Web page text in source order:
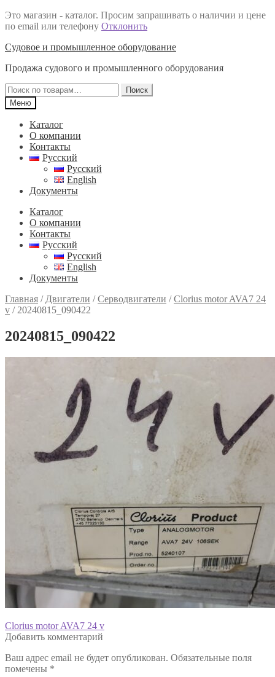
Это магазин - каталог. Просим запрашивать о наличии и цене
по email или телефону Отклонить
Перейти
навигации
Перейти
содержимому
Судовое и промышленное оборудование
Продажа судового и промышленного оборудования
Искать:
Поиск
Меню
Каталог
О компании
Контакты
Русский
Русский
English
Документы
Каталог
О компании
Контакты
Русский
Русский
English
Документы
Главная / Двигатели /Серводвигатели /Clorius motor AVA7 24
v / 20240815_090422
20240815_090422
Навигация
по
записям
Предыдущая
запись:
Clorius motor AVA7 24 v
Добавить комментарий
Ваш адрес email не будет опубликован. Обязательные поля
помечены *